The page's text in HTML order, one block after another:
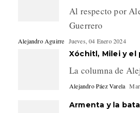
Al respecto por
Guerrero
Alejandro Aguirre Jueves, 04 Enero 2024
Xóchitl, Milei y el
La columna de
Alejandro Páez Varela
Armenta y la